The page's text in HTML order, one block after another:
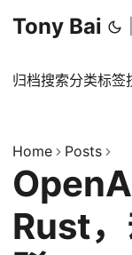
Tony Bai
归档搜索分类标签
Home Posts
Rust